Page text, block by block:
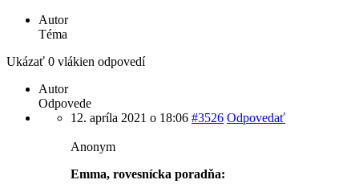
Autor
Téma
Ukázať 0 vlákien odpovedí
Autor
Odpovede
12. apríla 2021 o 18:06 #3526 Odpovedať
Anonym
Emma, rovesnícka poradňa: